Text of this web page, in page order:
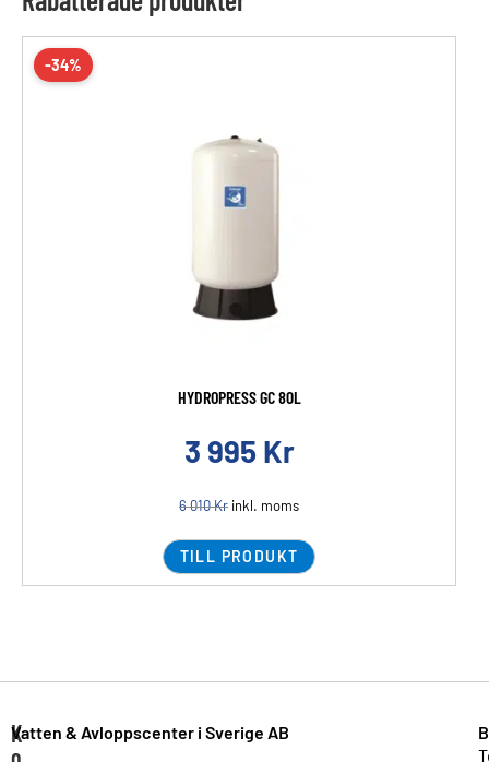
-34%
HYDROPRESS GC 80L
3 995 Kr
6 010Kr inkl. moms
TILL PRODUKT
K
o
Vatten & Avloppscenter i Sverige AB